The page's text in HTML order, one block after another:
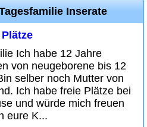
Inserate
Ich habe 12 Jahre
von neugeborene bis 12
selber noch Mutter von
Ich habe freie Plätze bei
und würde mich freuen
eure K...